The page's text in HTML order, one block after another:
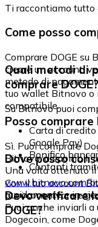
Ti raccontiamo tutto
Come posso
Comprare DOGE su
creare un account,
metodo di
tuo wallet Bitnovo o
compatibile.
Quali metodi di
comprare DOGE?
Su Bitnovo puoi
Carta di
Google Pay)
Bonifico
Contanti
Posso comprare
Sì. Puoi comprare
Bitnovo, disponibili
Una volta ottenuto il
www.bitnovo.com/
rapidamente e in
Dove posso
Con il tuo account
puoi conservare e
Puoi anche inviarli
Dogecoin, come
Devo verificare
DOGE?